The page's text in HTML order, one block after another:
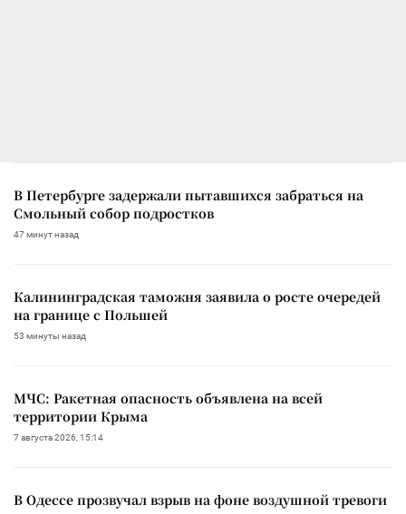
В Петербурге задержали пытавшихся забраться на
Смольный собор подростков
47 минут назад
Калининградская таможня заявила о росте очередей
на границе с Польшей
53 минуты назад
МЧС: Ракетная опасность объявлена на всей
территории Крыма
7 августа 2026, 15:14
В Одессе прозвучал взрыв на фоне воздушной тревоги